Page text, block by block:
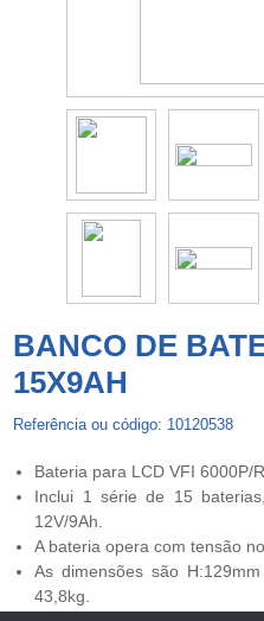
BANCO DE
15X9AH
Referência ou código: 10120538
Bateria para LCD VFI 6000P/
Inclui 1 série de 15
12V/9Ah.
A bateria opera com tensão
As dimensões são
43,8kg.